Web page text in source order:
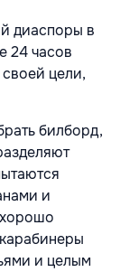
диаспоры в
24 часов
цели,
билборд,
и
и целым